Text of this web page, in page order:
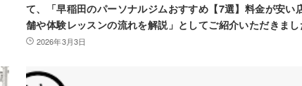
て、「早稲田のパーソナルジムおすすめ【7選】料金が安い
舗や体験レッスンの流れを解説」としてご紹介いただきま
2026年3月3日